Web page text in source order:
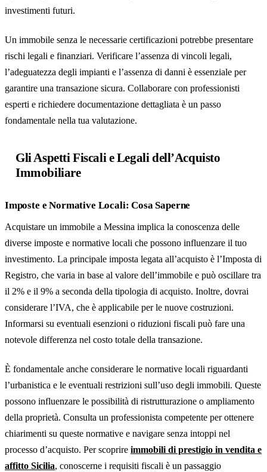
investimenti futuri.
Un immobile senza le necessarie certificazioni potrebbe presentare
rischi legali e finanziari. Verificare l’assenza di vincoli legali,
l’adeguatezza degli impianti e l’assenza di danni è essenziale per
garantire una transazione sicura. Collaborare con professionisti
esperti e richiedere documentazione dettagliata è un passo
fondamentale nella tua valutazione.
Gli Aspetti Fiscali e Legali dell’Acquisto
Immobiliare
Imposte e Normative Locali: Cosa Saperne
Acquistare un immobile a Messina implica la conoscenza delle
diverse imposte e normative locali che possono influenzare il tuo
investimento. La principale imposta legata all’acquisto è l’Imposta di
Registro, che varia in base al valore dell’immobile e può oscillare tra
il 2% e il 9% a seconda della tipologia di acquisto. Inoltre, dovrai
considerare l’IVA, che è applicabile per le nuove costruzioni.
Informarsi su eventuali esenzioni o riduzioni fiscali può fare una
notevole differenza nel costo totale della transazione.
È fondamentale anche considerare le normative locali riguardanti
l’urbanistica e le eventuali restrizioni sull’uso degli immobili. Queste
possono influenzare le possibilità di ristrutturazione o ampliamento
della proprietà. Consulta un professionista competente per ottenere
chiarimenti su queste normative e navigare senza intoppi nel
processo d’acquisto. Per scoprire immobili di prestigio in vendita e
affitto Sicilia, conoscerne i requisiti fiscali è un passaggio